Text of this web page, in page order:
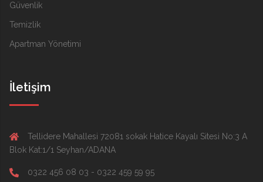
Güvenlik
Temizlik
Apartman Yönetimi
İletişim
Tellidere Mahallesi 72081 sokak Hatice Kayalı Sitesi No:3 A
Blok Kat:1/1 Seyhan/ADANA
0322 456 08 03 - 0322 459 59 95